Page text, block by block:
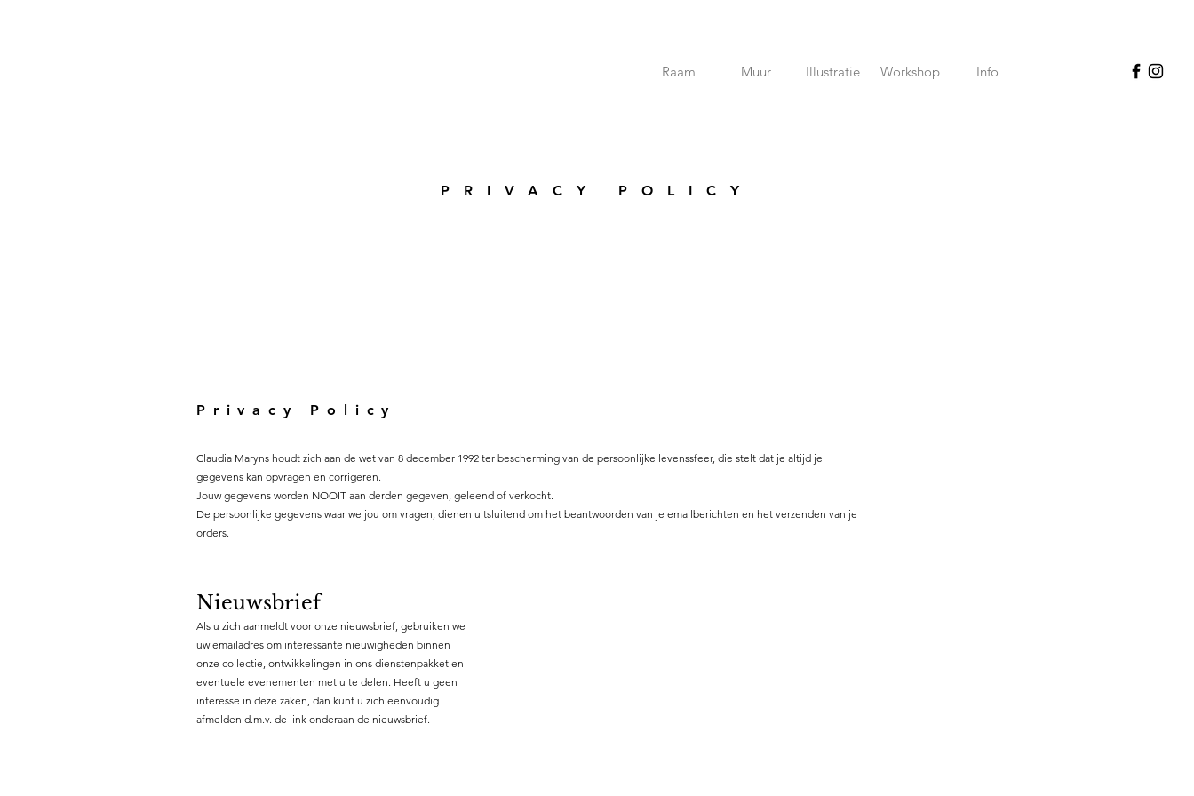
Raam Muur Illustratie Workshop Info
PRIVACY POLICY
Privacy Policy
Claudia Maryns houdt zich aan de wet van 8 december 1992 ter bescherming van de persoonlijke levenssfeer, die stelt dat je altijd je
gegevens kan opvragen en corrigeren.
Jouw gegevens worden NOOIT aan derden gegeven, geleend of verkocht.
De persoonlijke gegevens waar we jou om vragen, dienen uitsluitend om het beantwoorden van je emailberichten en het verzenden van je
orders.
Nieuwsbrief
Als u zich aanmeldt voor onze nieuwsbrief, gebruiken we
uw emailadres om interessante nieuwigheden binnen
onze collectie, ontwikkelingen in ons dienstenpakket en
eventuele evenementen met u te delen. Heeft u geen
interesse in deze zaken, dan kunt u zich eenvoudig
afmelden d.m.v. de link onderaan de nieuwsbrief.